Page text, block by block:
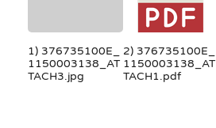
1) 376735100E_
1150003138_AT
TACH3.jpg
2) 376735100E_
1150003138_AT
TACH1.pdf